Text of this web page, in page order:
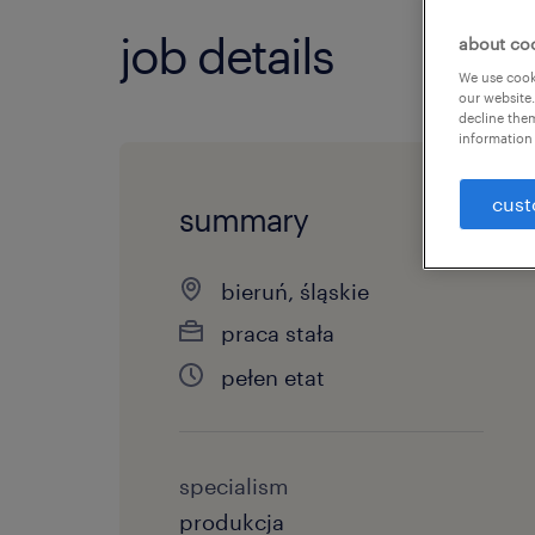
job details
summary
bieruń, śląskie
praca stała
pełen etat
specialism
produkcja
about
We use
our
decline
information